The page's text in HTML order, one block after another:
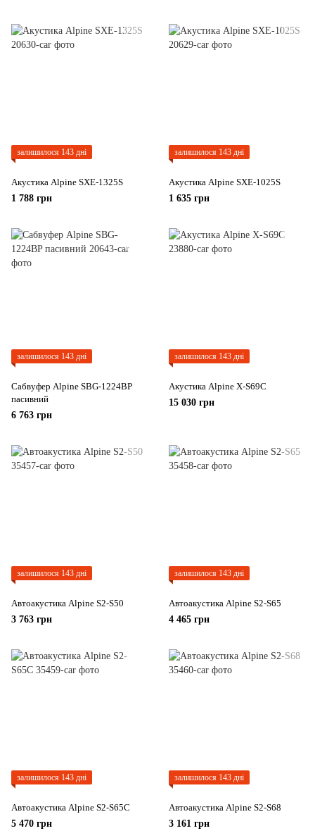
залишилося 143 дні
Акустика Alpine SXE-1325S
1 788 грн
залишилося 143 дні
Акустика Alpine SXE-1025S
1 635 грн
залишилося 143 дні
Сабвуфер Alpine SBG-1224BP
пасивний
6 763 грн
залишилося 143 дні
Акустика Alpine X-S69С
15 030 грн
залишилося 143 дні
Автоакустика Alpine S2-S50
3 763 грн
залишилося 143 дні
Автоакустика Alpine S2-S65
4 465 грн
залишилося 143 дні
Автоакустика Alpine S2-S65C
5 470 грн
залишилося 143 дні
Автоакустика Alpine S2-S68
3 161 грн